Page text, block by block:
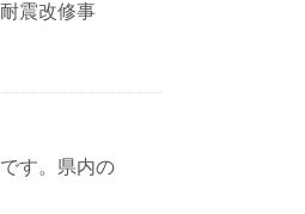
震改修事
す。県内の